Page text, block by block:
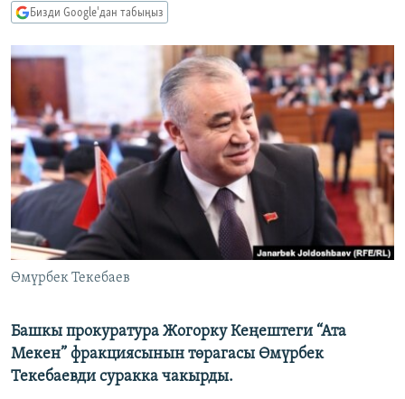
БИЗ ЖАНА ДҮЙНӨ
ДАНИСТЕ
ЭЖЕ-СИҢДИЛЕР
АЗАТТЫК+
ЫҢГАЙСЫЗ СУРООЛОР
ОНЛАЙН ШЕРИНЕ
ЭЕ/АРнун бардык сайттары
Бизди Google'дан табыңыз
Өмүрбек Текебаев
Башкы прокуратура Жогорку Кеңештеги “Ата
Мекен” фракциясынын төрагасы Өмүрбек
Текебаевди суракка чакырды.